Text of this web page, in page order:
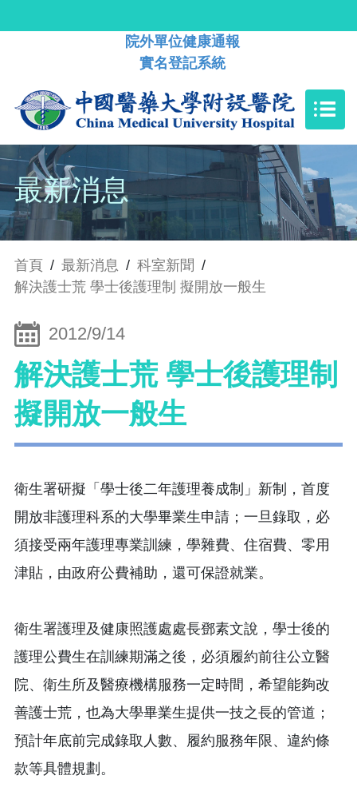
院外單位健康通報
實名登記系統
最新消息
首頁 / 最新消息 / 科室新聞 /
解決護士荒 學士後護理制 擬開放一般生
2012/9/14
解決護士荒 學士後護理制
擬開放一般生
衛生署研擬「學士後二年護理養成制」新制，首度
開放非護理科系的大學畢業生申請；一旦錄取，必
須接受兩年護理專業訓練，學雜費、住宿費、零用
津貼，由政府公費補助，還可保證就業。
衛生署護理及健康照護處處長鄧素文說，學士後的
護理公費生在訓練期滿之後，必須履約前往公立醫
院、衛生所及醫療機構服務一定時間，希望能夠改
善護士荒，也為大學畢業生提供一技之長的管道；
預計年底前完成錄取人數、履約服務年限、違約條
款等具體規劃。